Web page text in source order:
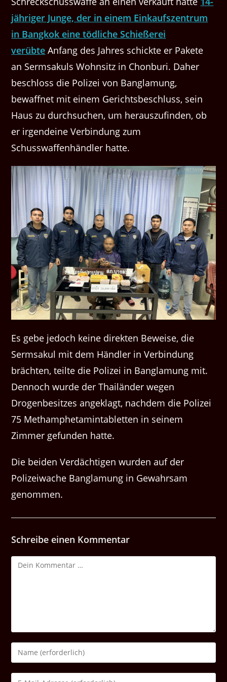
jähriger Junge, der in einem Einkaufszentrum
in Bangkok eine tödliche Schießerei
verübte Anfang des Jahres schickte er Pakete
an Sermsakuls Wohnsitz in Chonburi. Daher
beschloss die Polizei von Banglamung,
bewaffnet mit einem Gerichtsbeschluss, sein
Haus zu durchsuchen, um herauszufinden, ob
er irgendeine Verbindung zum
Schusswaffenhändler hatte.
Es gebe jedoch keine direkten Beweise, die
Sermsakul mit dem Händler in Verbindung
brächten, teilte die Polizei in Banglamung mit.
Dennoch wurde der Thailänder wegen
Drogenbesitzes angeklagt, nachdem die Polizei
75 Methamphetamintabletten in seinem
Zimmer gefunden hatte.
Die beiden Verdächtigen wurden auf der
Polizeiwache Banglamung in Gewahrsam
genommen.
Schreibe einen Kommentar
Kommentar
Gib
deinen
Namen
Gib